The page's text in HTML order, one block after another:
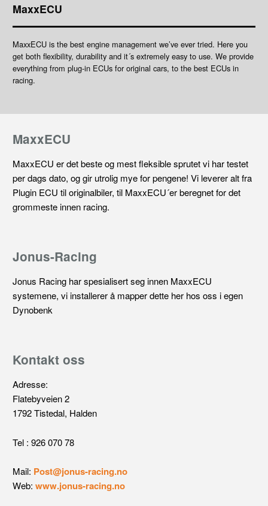
MaxxECU
MaxxECU is the best engine management we’ve ever tried. Here you
get both flexibility, durability and it´s extremely easy to use. We provide
everything from plug-in ECUs for original cars, to the best ECUs in
racing.
MaxxECU
MaxxECU er det beste og mest fleksible sprutet vi har testet
per dags dato, og gir utrolig mye for pengene! Vi leverer alt fra
Plugin ECU til originalbiler, til MaxxECU´er beregnet for det
grommeste innen racing.
Jonus-Racing
Jonus Racing har spesialisert seg innen MaxxECU
systemene, vi installerer å mapper dette her hos oss i egen
Dynobenk
Kontakt oss
Adresse:
Flatebyveien 2
1792 Tistedal, Halden
Tel : 926 070 78
Mail: Post@jonus-racing.no
Web: www.jonus-racing.no